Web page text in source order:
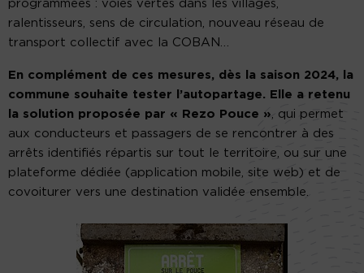
programmées : voies vertes dans les villages,
ralentisseurs, sens de circulation, nouveau réseau de
transport collectif avec la COBAN…
En complément de ces mesures, dès la saison 2024, la
commune souhaite tester l’autopartage. Elle a retenu
la solution proposée par « Rezo Pouce », qui permet
aux conducteurs et passagers de se rencontrer à des
arrêts identifiés répartis sur tout le territoire, ou sur une
plateforme dédiée (application mobile, site web) et de
covoiturer vers une destination validée ensemble.